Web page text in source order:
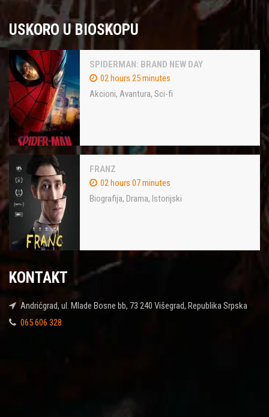
USKORO U BIOSKOPU
SPIDERMAN: BRAND NEW DAY
02 hours 25 minutes
Akcioni, Avantura, Sci-fi
FRANZ
02 hours 07 minutes
Biografija, Drama, Istorijski
KONTAKT
Andrićgrad, ul. Mlade Bosne bb, 73 240 Višegrad, Republika Srpska
065 606 328